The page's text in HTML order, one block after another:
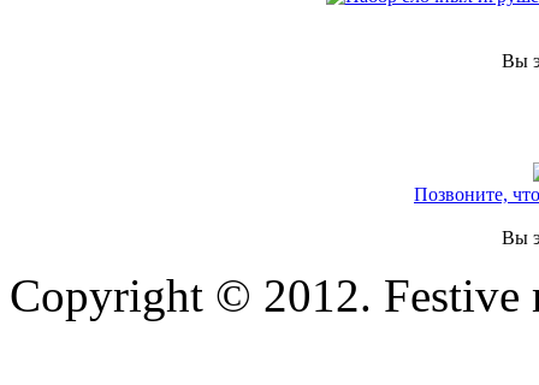
Вы
Позвоните,
Вы
Copyright © 2012. Festive